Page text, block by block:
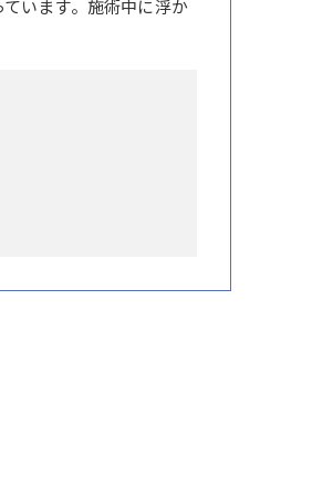
います。施術中に浮か